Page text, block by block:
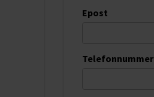
Epost
Telefonnummer